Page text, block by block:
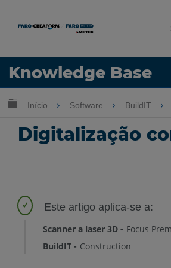
Knowledge Base
Idioma
Expandir/recolher hierarquia
Início Software BuildIT
Digitalização
Scanner a laser 3D Focus
BuildIT
Construction